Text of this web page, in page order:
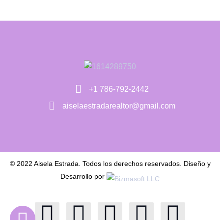
+1 786-792-2442
aiselaestradarealtor@gmail.com
© 2022 Aisela Estrada. Todos los derechos reservados. Diseño y
Desarrollo por